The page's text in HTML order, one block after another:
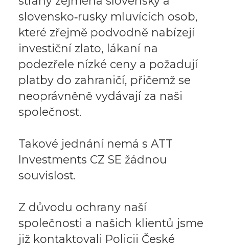
slovensko‑rusky mluvících osob,
které zřejmě podvodně nabízejí
investiční zlato, lákaní na
podezřele nízké ceny a požadují
platby do zahraničí, přičemž se
neoprávněně vydávají za naši
společnost.
Takové jednání nemá s ATT
Investments CZ SE žádnou
souvislost.
Z důvodu ochrany naší
společnosti a našich klientů jsme
již kontaktovali Policii České